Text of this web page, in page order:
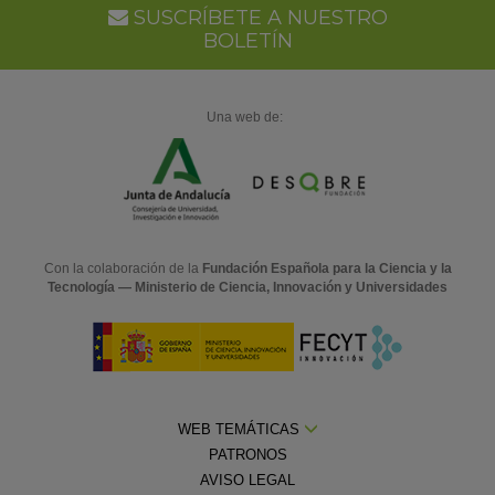
SUSCRÍBETE A NUESTRO
BOLETÍN
Una web de:
Con la colaboración de la Fundación Española para la Ciencia y la
Tecnología — Ministerio de Ciencia, Innovación y Universidades
WEB TEMÁTICAS
PATRONOS
AVISO LEGAL